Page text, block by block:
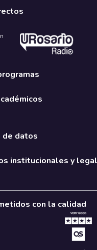
de datos
institucionales y
con la calidad